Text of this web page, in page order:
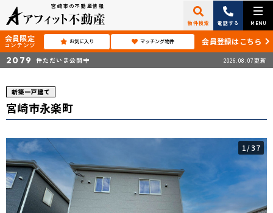
宮崎市の不動産情報
物件検索 電話する MENU
会員限定
コンテンツ お気に入り マッチング物件 会員登録はこちら
2079 件ただいま公開中 2026.08.07更新
新築一戸建て
宮崎市永楽町
1/37